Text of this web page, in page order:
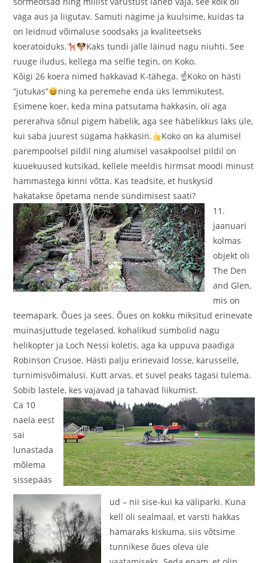
väga aus ja liigutav. Samuti nägime ja kuulsime, kuidas ta
on leidnud võimaluse soodsaks ja kvaliteetseks
koeratoiduks.
Kaks tundi jälle läinud nagu niuhti. See
ruuge iludus, kellega ma selfie tegin, on Koko.
Kõigi 26 koera nimed hakkavad K-tähega. ☝Koko on hästi
“jutukas”
ning ka peremehe enda üks lemmikutest.
Esimene koer, keda mina patsutama hakkasin, oli aga
pererahva sõnul pigem häbelik, aga see häbelikkus läks üle,
kui saba juurest sügama hakkasin.
Koko on ka alumisel
parempoolsel pildil ning alumisel vasakpoolsel pildil on
kuuekuused kutsikad, kellele meeldis hirmsat moodi minust
hammastega kinni võtta. Kas teadsite, et huskysid
hakatakse õpetama nende sündimisest saati?
11.
jaanuari
kolmas
objekt oli
The Den
and Glen,
mis on
teemapark. Õues ja sees. Õues on kokku miksitud erinevate
muinasjuttude tegelased, kohalikud sümbolid nagu
helikopter ja Loch Nessi koletis, aga ka uppuva paadiga
Robinson Crusoe. Hästi palju erinevaid losse, karusselle,
turnimisvõimalusi. Kutt arvas, et suvel peaks tagasi tulema.
Sobib lastele, kes vajavad ja tahavad liikumist.
Ca 10
naela eest
sai
lunastada
mõlema
sissepääs
ud – nii sise-kui ka väliparki. Kuna
kell oli sealmaal, et varsti hakkas
hämaraks kiskuma, siis võtsime
tunnikese õues oleva üle